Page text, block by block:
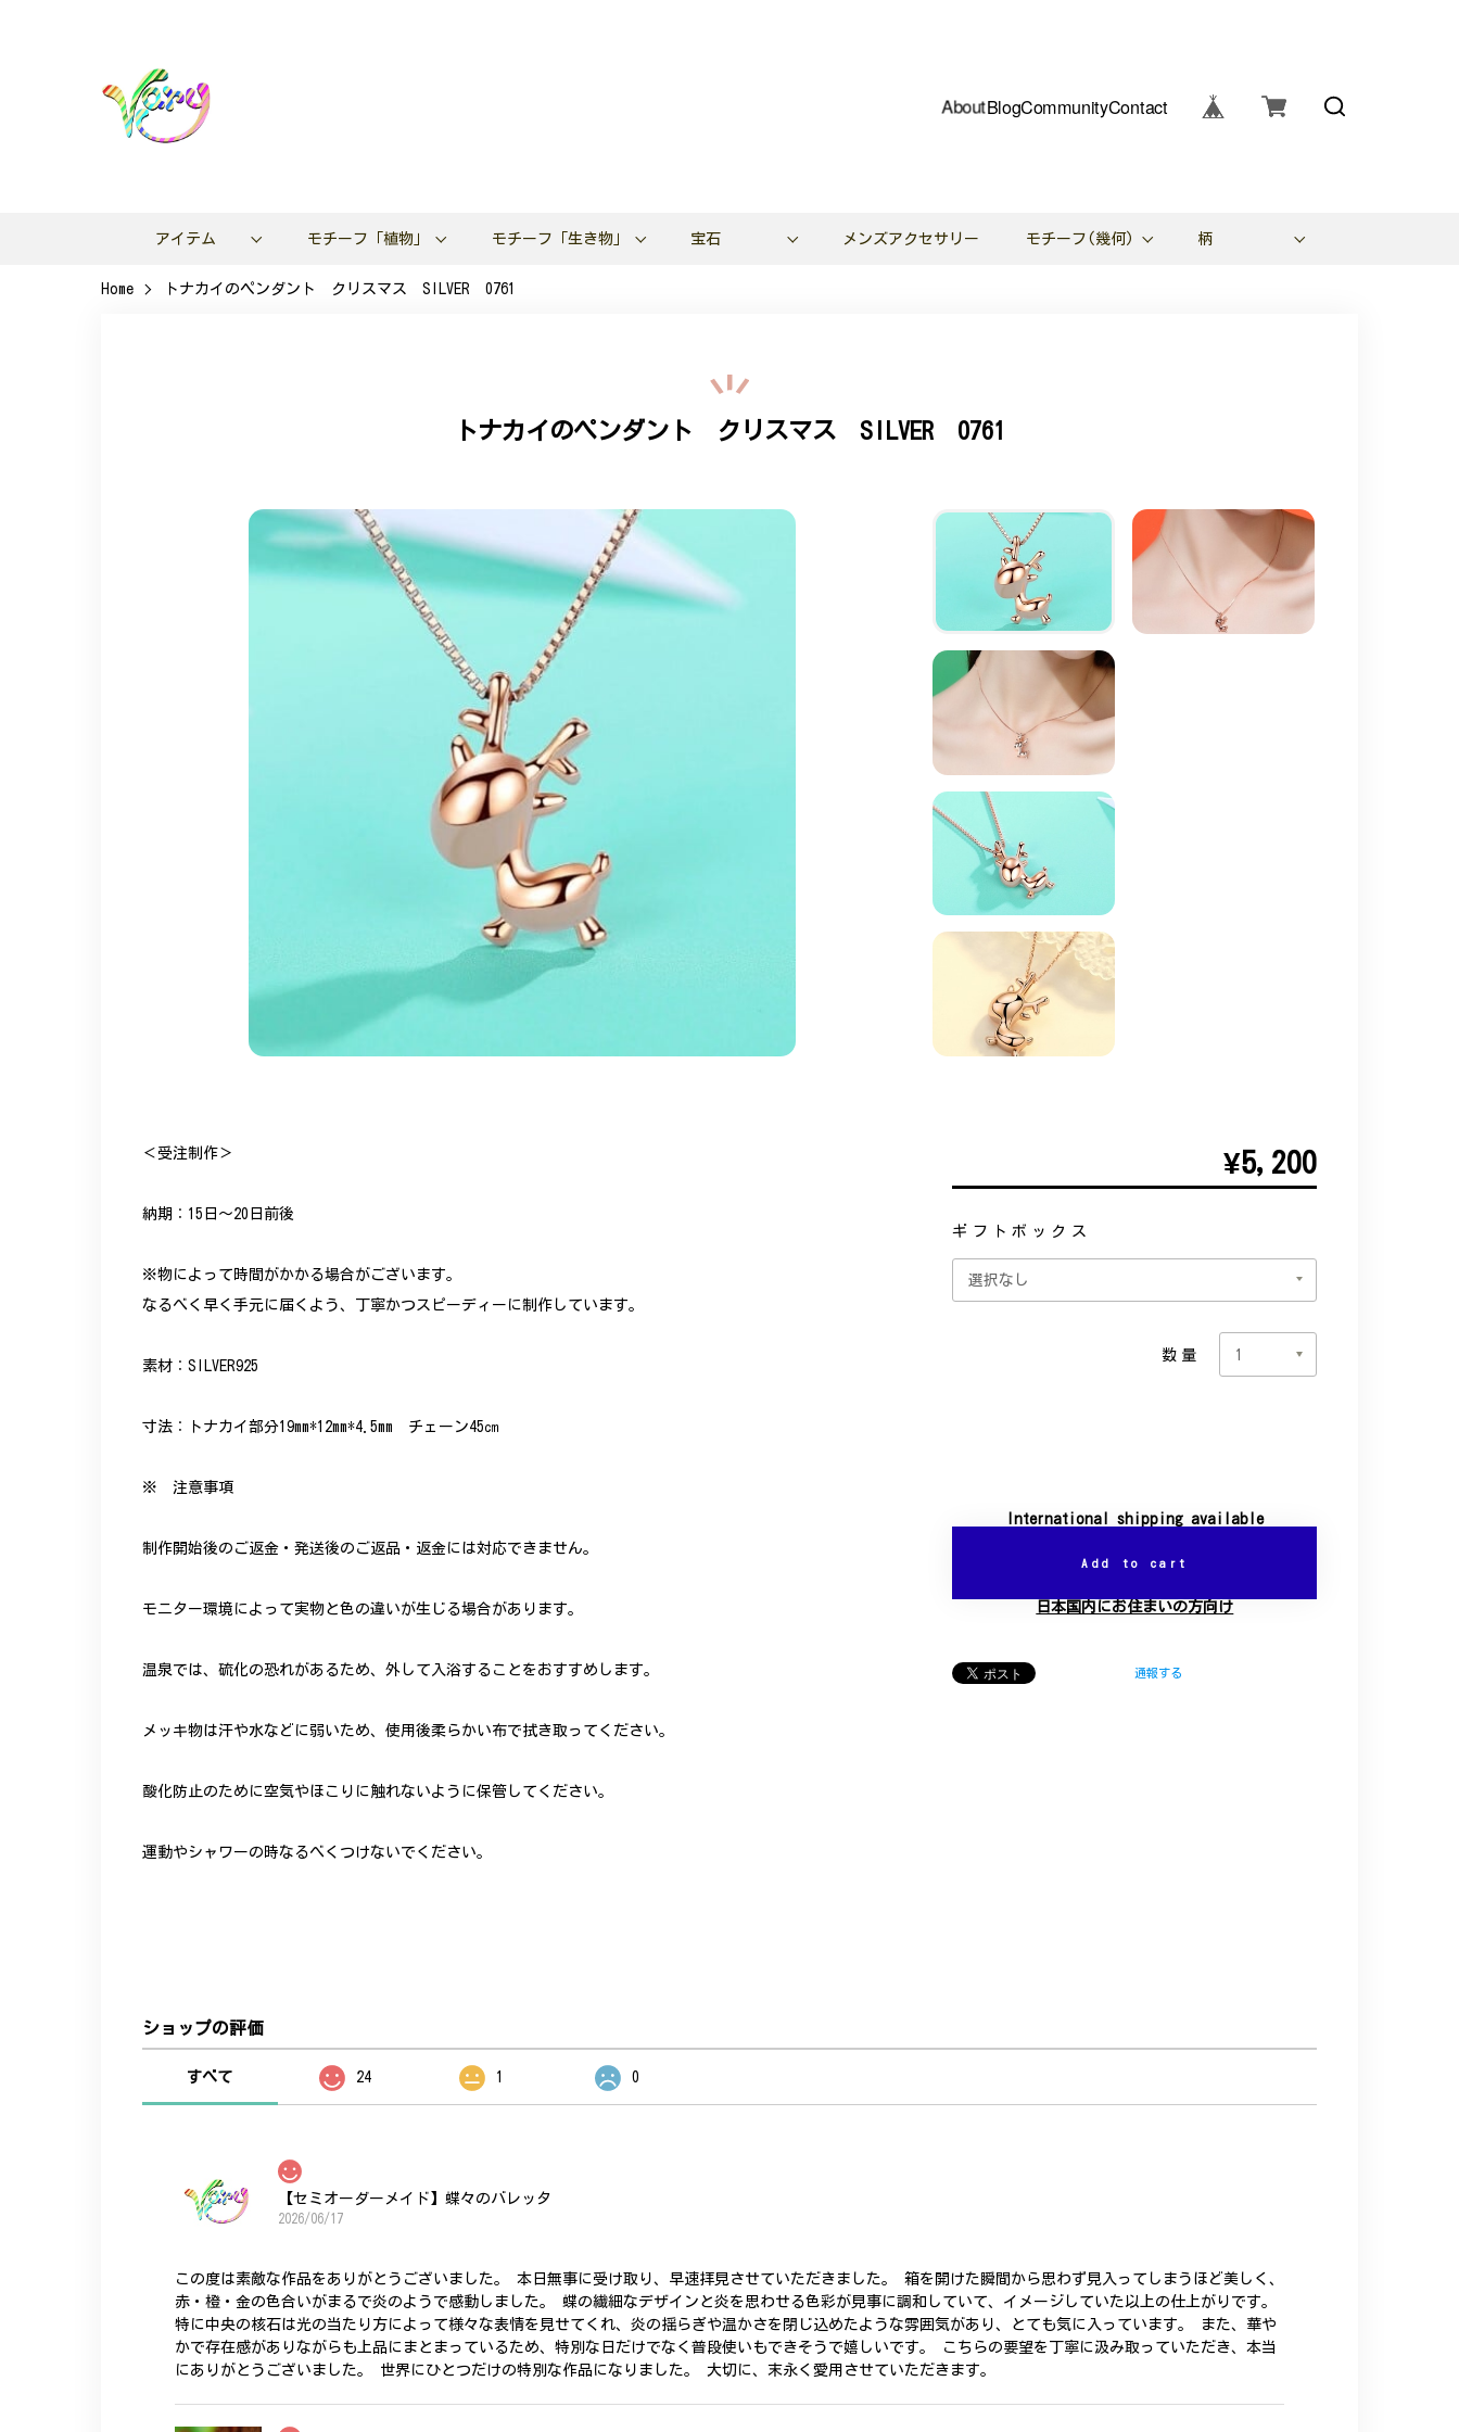
AboutBlogCommunityContact
アイテム モチーフ「植物」 モチーフ「生き物」 宝石 メンズアクセサリー モチーフ(幾何) 柄
Home トナカイのペンダント クリスマス SILVER 0761
トナカイのペンダント クリスマス SILVER 0761
＜受注制作＞
納期：15日～20日前後
※物によって時間がかかる場合がございます。
なるべく早く手元に届くよう、丁寧かつスピーディーに制作しています。
素材：SILVER925
寸法：トナカイ部分19mm*12mm*4.5mm チェーン45㎝
※ 注意事項
制作開始後のご返金・発送後のご返品・返金には対応できません。
モニター環境によって実物と色の違いが生じる場合があります。
温泉では、硫化の恐れがあるため、外して入浴することをおすすめします。
メッキ物は汗や水などに弱いため、使用後柔らかい布で拭き取ってください。
酸化防止のために空気やほこりに触れないように保管してください。
運動やシャワーの時なるべくつけないでください。
¥5,200
ギフトボックス
数量
International shipping available
Add to cart
日本国内にお住まいの方向け
通報する
ショップの評価
すべて 24 1 0
【セミオーダーメイド】蝶々のバレッタ
2026/06/17
この度は素敵な作品をありがとうございました。 本日無事に受け取り、早速拝見させていただきました。 箱を開けた瞬間から思わず見入ってしまうほど美しく、
赤・橙・金の色合いがまるで炎のようで感動しました。 蝶の繊細なデザインと炎を思わせる色彩が見事に調和していて、イメージしていた以上の仕上がりです。
特に中央の核石は光の当たり方によって様々な表情を見せてくれ、炎の揺らぎや温かさを閉じ込めたような雰囲気があり、とても気に入っています。 また、華や
かで存在感がありながらも上品にまとまっているため、特別な日だけでなく普段使いもできそうで嬉しいです。 こちらの要望を丁寧に汲み取っていただき、本当
にありがとうございました。 世界にひとつだけの特別な作品になりました。 大切に、末永く愛用させていただきます。